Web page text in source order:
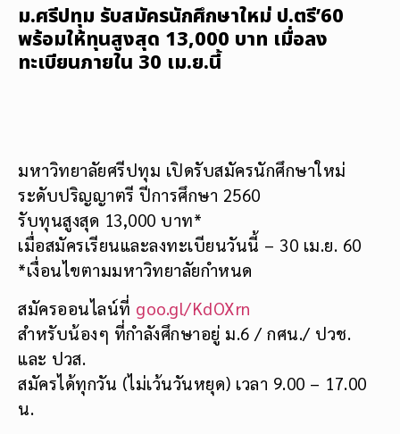
ม.ศรีปทุม รับสมัครนักศึกษาใหม่ ป.ตรี’60
พร้อมให้ทุนสูงสุด 13,000 บาท เมื่อลง
ทะเบียนภายใน 30 เม.ย.นี้
มหาวิทยาลัยศรีปทุม เปิดรับสมัครนักศึกษาใหม่
ระดับปริญญาตรี ปีการศึกษา 2560
​รับทุนสูงสุด 13,000 บาท*
เมื่อสมัครเรียนและลงทะเบียนวันนี้ – 30 เม.ย. 60
*เงื่อนไขตามมหาวิทยาลัยกำหนด
สมัครออนไลน์ที่ goo.gl/KdOXrn
สำหรับน้องๆ ที่กำลังศึกษาอยู่ ม.6 / กศน./ ปวช.
และ ปวส.
สมัครได้ทุกวัน (ไม่เว้นวันหยุด) เวลา 9.00 – 17.00
น.